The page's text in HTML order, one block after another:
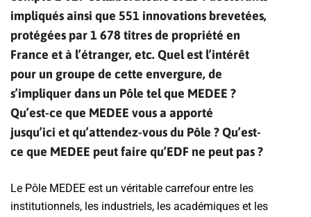
impliqués ainsi que 551 innovations brevetées,
protégées par 1 678 titres de propriété en
France et à l’étranger, etc. Quel est l’intérêt
pour un groupe de cette envergure, de
s’impliquer dans un Pôle tel que MEDEE ?
Qu’est-ce que MEDEE vous a apporté
jusqu’ici et qu’attendez-vous du Pôle ? Qu’est-
ce que MEDEE peut faire qu’EDF ne peut pas ?
Le Pôle MEDEE est un véritable carrefour entre les
institutionnels, les industriels, les académiques et les